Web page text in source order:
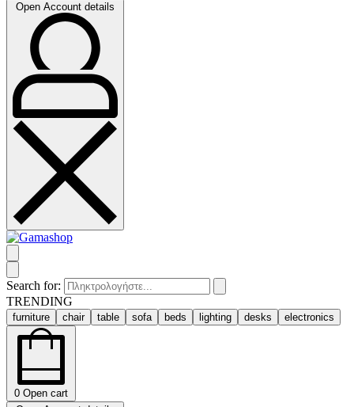
Open Account details
Search for:
TRENDING
furniture chair table sofa beds lighting desks electronics
0 Open cart